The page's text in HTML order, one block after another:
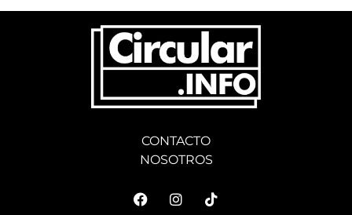
CONTACTO
NOSOTROS